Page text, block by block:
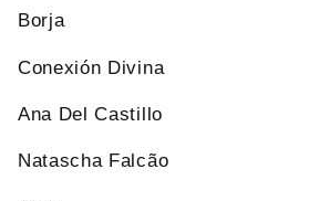
Borja
Conexión Divina
Ana Del Castillo
Natascha Falcão